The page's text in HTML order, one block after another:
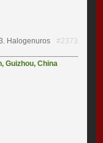
Halogenuros #2373
,Guizhou,China